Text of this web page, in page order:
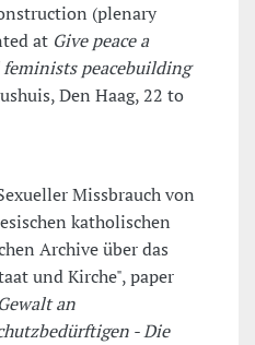
(plenary
at Give peace a
peacebuilding
Den Haag, 22 to
Missbrauch von
katholischen
Archive über das
und Kirche", paper
an
- Die